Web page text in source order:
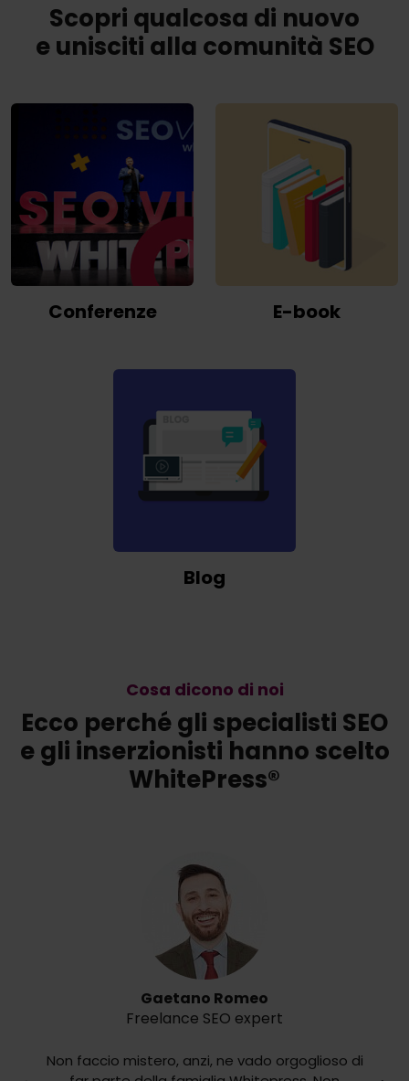
Scopri qualcosa di nuovo
e unisciti alla comunità SEO
Conferenze E-book
Blog
Cosa dicono di noi
Ecco perché gli specialisti SEO
e gli inserzionisti hanno scelto
WhitePress®
Gaetano Romeo
Freelance SEO expert
Non faccio mistero, anzi, ne vado orgoglioso di